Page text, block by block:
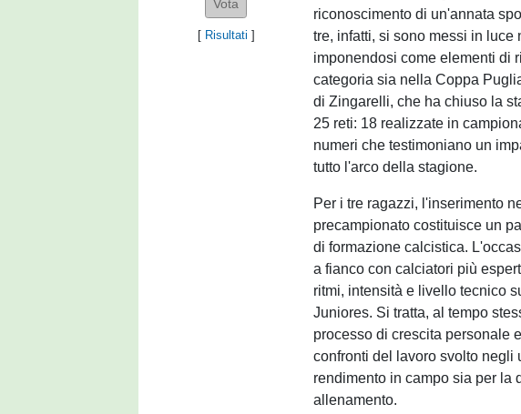
[ Risultati ]
riconoscimento di un'annata
tre, infatti, si sono messi in
imponendosi come elementi di
categoria sia nella Coppa
di Zingarelli, che ha chiuso la
25 reti: 18 realizzate in
numeri che testimoniano un
tutto l'arco della stagione.
Per i tre ragazzi, l'inserimento
precampionato costituisce un
di formazione calcistica.
a fianco con calciatori più
ritmi, intensità e livello tecnico
Juniores. Si tratta, al tempo
processo di crescita personale
confronti del lavoro svolto negli
rendimento in campo sia per la
allenamento.